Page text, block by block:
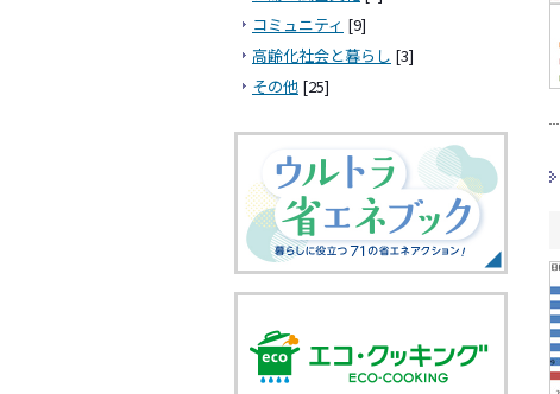
コミュニティ [9]
高齢化社会と暮らし [3]
その他 [25]